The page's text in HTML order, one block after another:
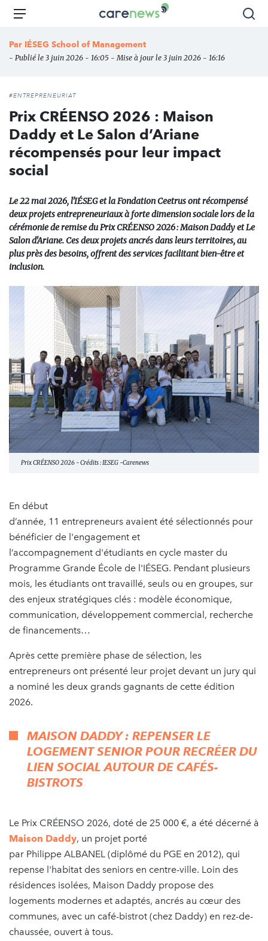
Aller
principal
Carenews,
média
des
Menu
Par IÉSEG School of Management
- Publié le 3 juin 2026 - 16:05 - Mise à jour le 3 juin 2026 - 16:16
#ENTREPRENEURIAT
Prix CRÉENSO 2026 : Maison
Daddy et Le Salon d’Ariane
récompensés pour leur impact
social
Le 22 mai 2026, l'IÉSEG et la Fondation Ceetrus ont récompensé
deux projets entrepreneuriaux à forte dimension sociale lors de la
cérémonie de remise du Prix CRÉENSO 2026 : Maison Daddy et Le
Salon d'Ariane. Ces deux projets ancrés dans leurs territoires, au
plus près des besoins, offrent des services facilitant bien-être et
inclusion.
Prix CRÉENSO 2026 - Crédits : IESEG -Carenews
En début
d’année, 11 entrepreneurs avaient été sélectionnés pour
bénéficier de l'engagement et
l’accompagnement d'étudiants en cycle master du
Programme Grande École de l'IÉSEG. Pendant plusieurs
mois, les étudiants ont travaillé, seuls ou en groupes, sur
des enjeux stratégiques clés : modèle économique,
communication, développement commercial, recherche
de financements…
Après cette première phase de sélection, les
entrepreneurs ont présenté leur projet devant un jury qui
a nominé les deux grands gagnants de cette édition
2026.
MAISON DADDY : REPENSER LE
LOGEMENT SENIOR POUR RECRÉER DU
LIEN SOCIAL AUTOUR DE CAFÉS-
BISTROTS
Le Prix CRÉENSO 2026, doté de 25 000 €, a été décerné à
Maison Daddy, un projet porté
par Philippe ALBANEL (diplômé du PGE en 2012), qui
repense l'habitat des seniors en centre-ville. Loin des
résidences isolées, Maison Daddy propose des
logements modernes et adaptés, ancrés au cœur des
communes, avec un café-bistrot (chez Daddy) en rez-de-
chaussée, ouvert à tous.